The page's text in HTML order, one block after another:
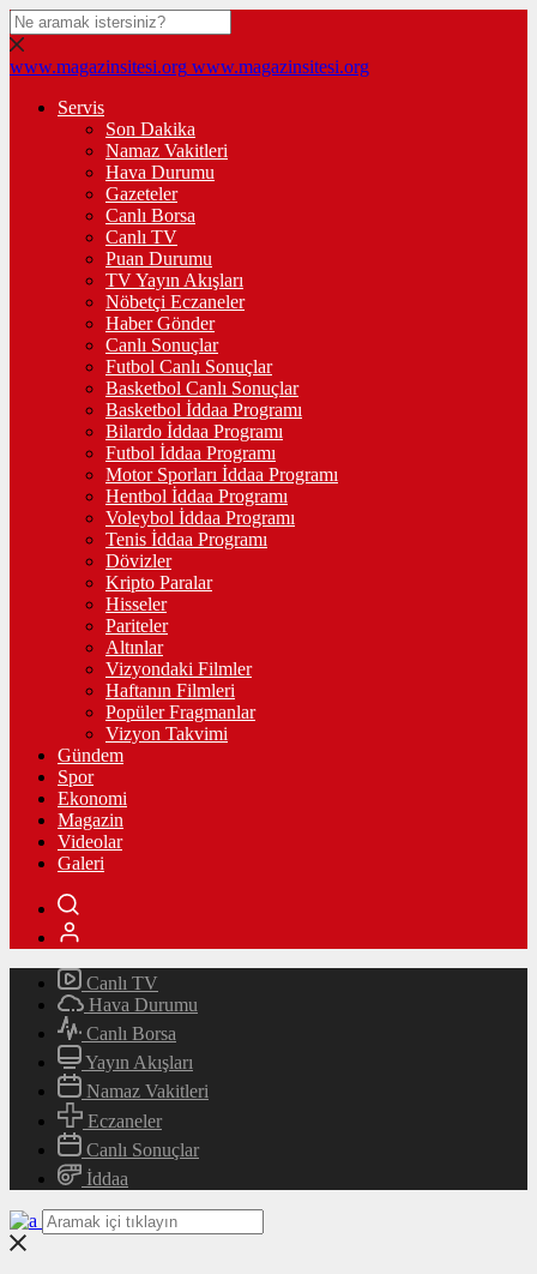
www.magazinsitesi.org www.magazinsitesi.org
Servis
Son Dakika
Namaz Vakitleri
Hava Durumu
Gazeteler
Canlı Borsa
Canlı TV
Puan Durumu
TV Yayın Akışları
Nöbetçi Eczaneler
Haber Gönder
Canlı Sonuçlar
Futbol Canlı Sonuçlar
Basketbol Canlı Sonuçlar
Basketbol İddaa Programı
Bilardo İddaa Programı
Futbol İddaa Programı
Motor Sporları İddaa Programı
Hentbol İddaa Programı
Voleybol İddaa Programı
Tenis İddaa Programı
Dövizler
Kripto Paralar
Hisseler
Pariteler
Altınlar
Vizyondaki Filmler
Haftanın Filmleri
Popüler Fragmanlar
Vizyon Takvimi
Gündem
Spor
Ekonomi
Magazin
Videolar
Galeri
Canlı TV
Hava Durumu
Canlı Borsa
Yayın Akışları
Namaz Vakitleri
Eczaneler
Canlı Sonuçlar
İddaa